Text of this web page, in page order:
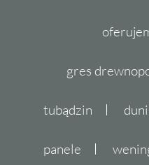
gres
tubądzin
panele